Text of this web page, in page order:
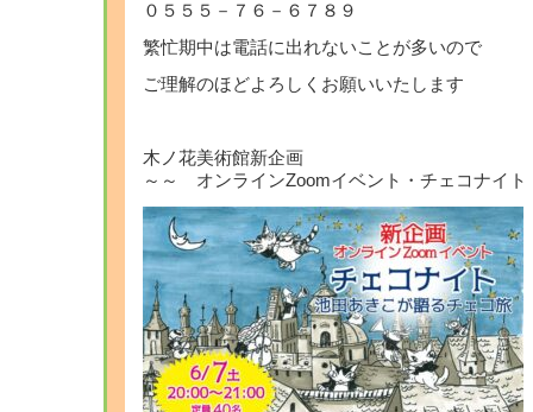
０５５５－７６－６７８９
繁忙期中は電話に出れないことが多いので
ご理解のほどよろしくお願いいたします
木ノ花美術館新企画
～～ オンラインZoomイベント・チェコナイ